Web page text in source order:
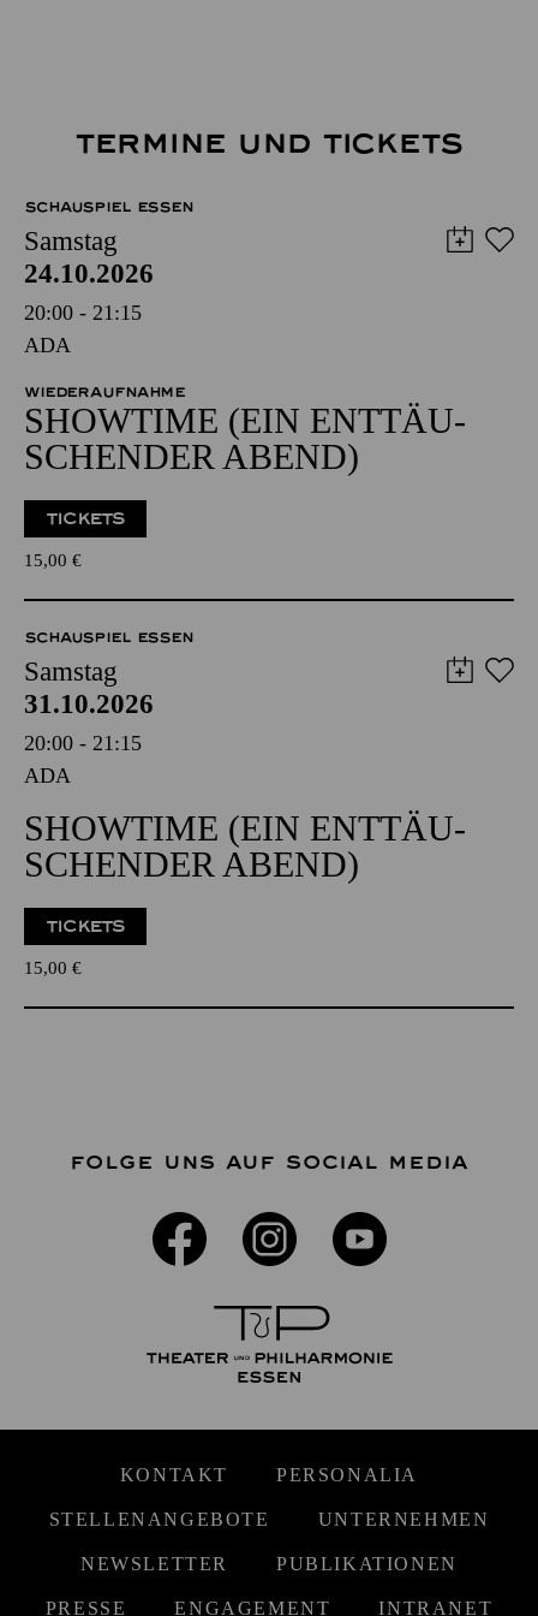
TERMINE UND TICKETS
SCHAUSPIEL ESSEN
Samstag
24.10.2026
20:00 - 21:15
ADA
WIEDERAUFNAHME
SHOW­TIME (EIN ENT­TÄU­
SCHEN­DER ABEND)
TICKETS
15,00 €
SCHAUSPIEL ESSEN
Samstag
31.10.2026
20:00 - 21:15
ADA
SHOW­TIME (EIN ENT­TÄU­
SCHEN­DER ABEND)
TICKETS
15,00 €
FOLGE UNS AUF SOCIAL MEDIA
KONTAKT PERSONALIA
STELLENANGEBOTE UNTERNEHMEN
NEWSLETTER PUBLIKATIONEN
PRESSE ENGAGEMENT INTRANET